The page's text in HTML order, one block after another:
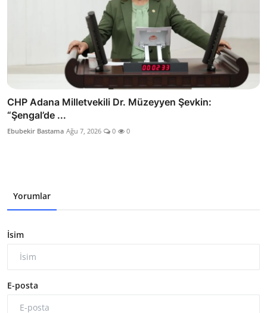
CHP Adana Milletvekili Dr. Müzeyyen Şevkin:
“Şengal’de ...
Ebubekir Bastama Ağu 7, 2026 0 0
Yorumlar
İsim
E-posta